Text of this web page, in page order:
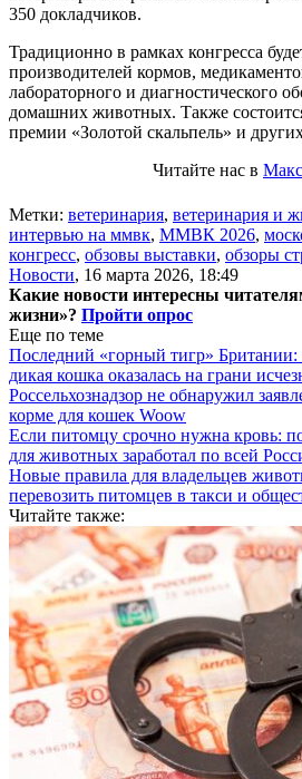
350 докладчиков.
Традиционно в рамках конгресса
производителей кормов,
лабораторного и диагностического
домашних животных. Также
премии «Золотой скальпель» и
Читайте нас в Макс
Метки: ветеринария, ветеринария и
интервью на ммвк, ММВК 2026,
конгресс, обзовы выставки, обзоры
Новости, 16 марта 2026, 18:49
Какие новости интересны
жизни»? Пройти опрос
Еще по теме
Последний «горный тигр» Британии:
дикая кошка оказалась на грани
Россельхознадзор не обнаружил
корме для кошек Woow
Если питомцу срочно нужна кровь:
для животных заработал по всей
Новые правила для владельцев
перевозить питомцев в такси и
Читайте также: